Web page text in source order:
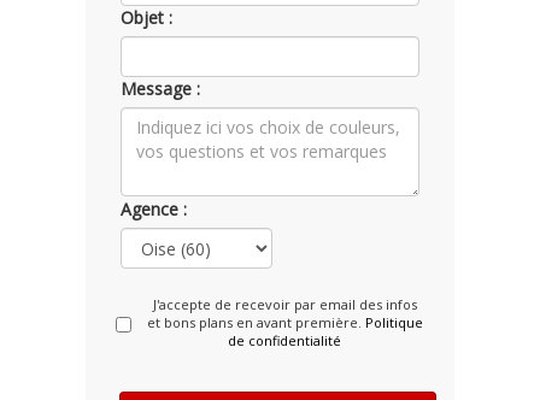
Objet :
Message :
Agence :
J'accepte de recevoir par email des infos
et bons plans en avant première. Politique
de confidentialité